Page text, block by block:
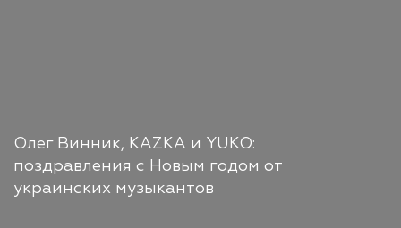
Олег Винник, KAZKA и YUKO:
поздравления с Новым годом от
украинских музыкантов